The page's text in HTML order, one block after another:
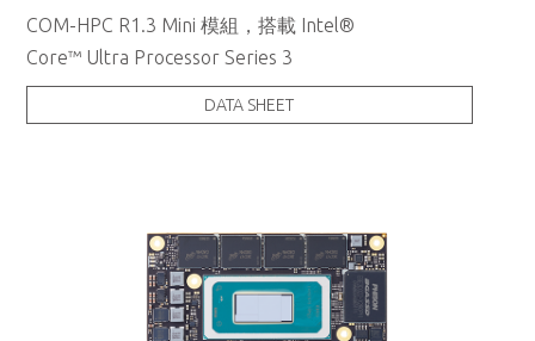
COM-HPC R1.3 Mini 模組，搭載 Intel®
Core™ Ultra Processor Series 3
DATA SHEET